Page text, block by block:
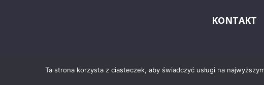
KONTAKT
© 2024 PRoto.pl
Ta strona korzysta z ciasteczek, aby świadczyć usługi na